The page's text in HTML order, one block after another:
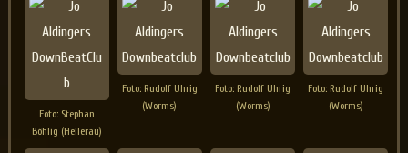
Foto: Stephan
Böhlig (Hellerau)
Foto: Rudolf Uhrig
(Worms)
Foto: Rudolf Uhrig
(Worms)
Foto: Rudolf Uhrig
(Worms)